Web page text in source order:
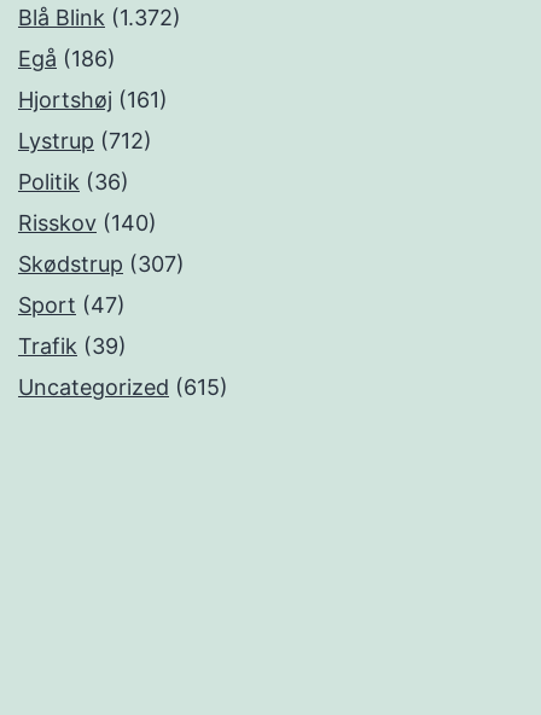
Blå Blink (1.372)
Egå (186)
Hjortshøj (161)
Lystrup (712)
Politik (36)
Risskov (140)
Skødstrup (307)
Sport (47)
Trafik (39)
Uncategorized (615)